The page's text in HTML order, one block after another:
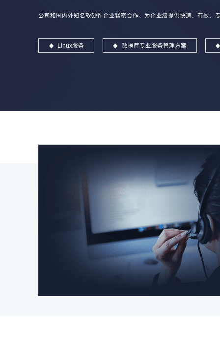
公司和国内外知名软硬件企业紧密合作，为企业级提供快速、有效、
Linux服务 数据库专业服务管理方案